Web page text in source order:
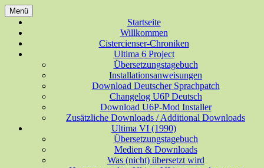
Zum
Inhalt
springen
ungesundes halbwissen aus
allerlei Bereichen
Deutsche Übersetzungen für Spiele der
Ultima-Reihe
Menü
Startseite
Willkommen
Cistercienser-Chroniken
Ultima 6 Project
Übersetzungstagebuch
Installationsanweisungen
Download Deutscher Sprachpatch
Changelog U6P Deutsch
Download U6P-Mod Installer
Zusätzliche Downloads / Additional Downloads
Ultima VI (1990)
Übersetzungstagebuch
Medien & Downloads
Was (nicht) übersetzt wird